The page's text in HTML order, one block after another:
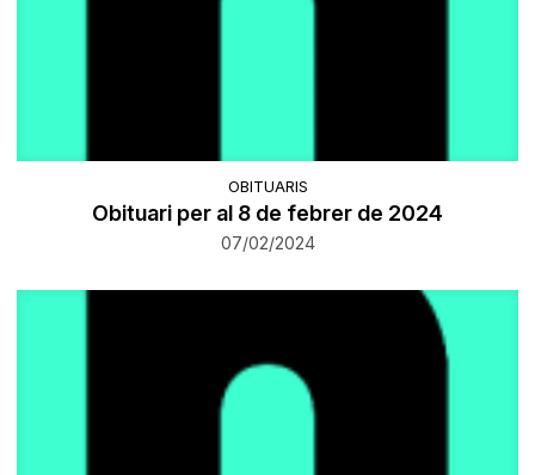
OBITUARIS
Obituari per al 8 de febrer de 2024
07/02/2024